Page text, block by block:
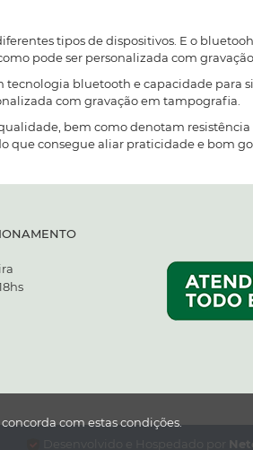
tipos de dispositivos. E o
pode ser personalizada com
tecnologia bluetooth e capacidade para
com gravação em tampografia.
bem como denotam
que consegue aliar praticidade e bom
com estas condições.